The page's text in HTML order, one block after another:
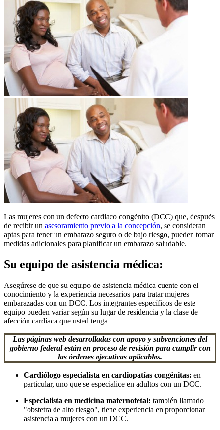
Las mujeres con un defecto cardíaco congénito (DCC) que, después
de recibir un asesoramiento previo a la concepción, se consideran
aptas para tener un embarazo seguro o de bajo riesgo, pueden tomar
medidas adicionales para planificar un embarazo saludable.
Su equipo de asistencia médica:
Asegúrese de que su equipo de asistencia médica cuente con el
conocimiento y la experiencia necesarios para tratar mujeres
embarazadas con un DCC. Los integrantes específicos de este
equipo pueden variar según su lugar de residencia y la clase de
afección cardíaca que usted tenga.
Las páginas web desarrolladas con apoyo y subvenciones del
gobierno federal están en proceso de revisión para cumplir con
las órdenes ejecutivas aplicables.
Cardiólogo especialista en cardiopatías congénitas: en
particular, uno que se especialice en adultos con un DCC.
Especialista en medicina maternofetal: también llamado
"obstetra de alto riesgo", tiene experiencia en proporcionar
asistencia a mujeres con un DCC.